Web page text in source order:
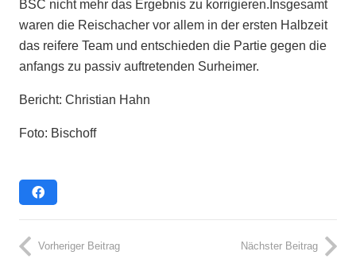
BSC nicht mehr das Ergebnis zu korrigieren.Insgesamt
waren die Reischacher vor allem in der ersten Halbzeit
das reifere Team und entschieden die Partie gegen die
anfangs zu passiv auftretenden Surheimer.
Bericht: Christian Hahn
Foto: Bischoff
Vorheriger Beitrag Nächster Beitrag